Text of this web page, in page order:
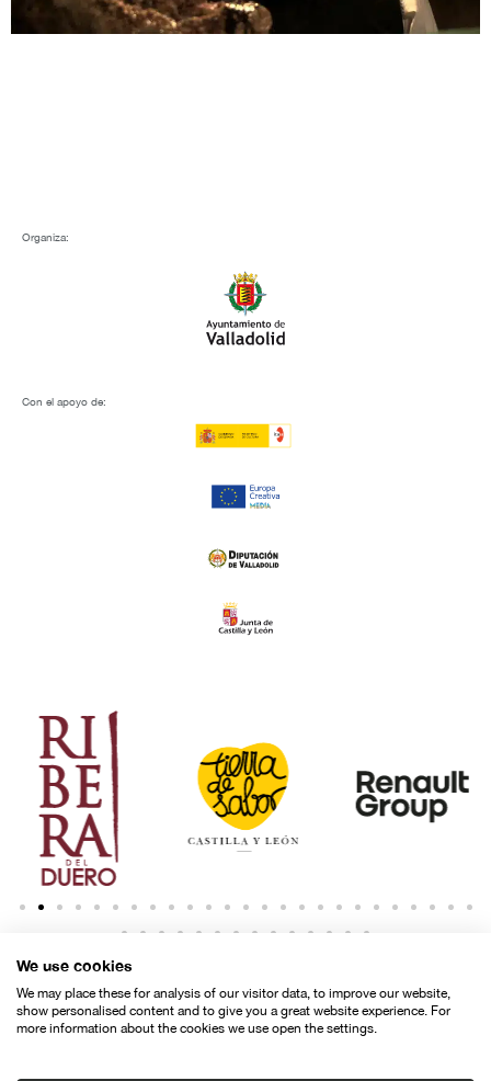
Organiza:
Con el apoyo de:
We use cookies
We may place these for analysis of our visitor data, to improve our website,
show personalised content and to give you a great website experience. For
more information about the cookies we use open the settings.